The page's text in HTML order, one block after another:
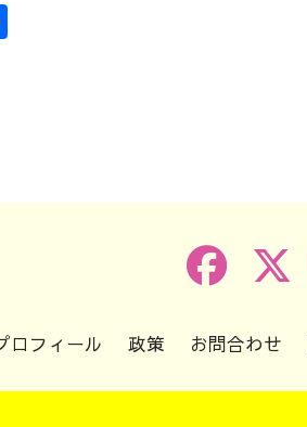
ロフィール 政策 お問合わせ